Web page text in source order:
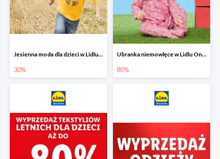
Jesienna moda dla dzieci w Lidlu Online do -30%
30%
Ubranka niemowlęce w Lidlu Online do -80%
80%